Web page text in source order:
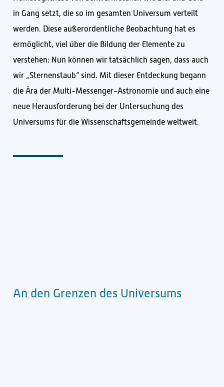
in Gang setzt, die so im gesamten Universum verteilt
werden. Diese außerordentliche Beobachtung hat es
ermöglicht, viel über die Bildung der Elemente zu
verstehen: Nun können wir tatsächlich sagen, dass auch
wir „Sternenstaub“ sind. Mit dieser Entdeckung begann
die Ära der Multi-Messenger-Astronomie und auch eine
neue Herausforderung bei der Untersuchung des
Universums für die Wissenschaftsgemeinde weltweit.
An den Grenzen des Universums